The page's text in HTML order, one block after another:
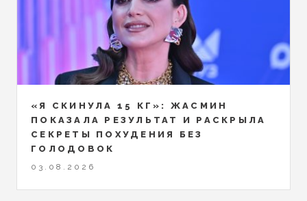
«Я СКИНУЛА 15 КГ»: ЖАСМИН
ПОКАЗАЛА РЕЗУЛЬТАТ И РАСКРЫЛА
СЕКРЕТЫ ПОХУДЕНИЯ БЕЗ
ГОЛОДОВОК
03.08.2026